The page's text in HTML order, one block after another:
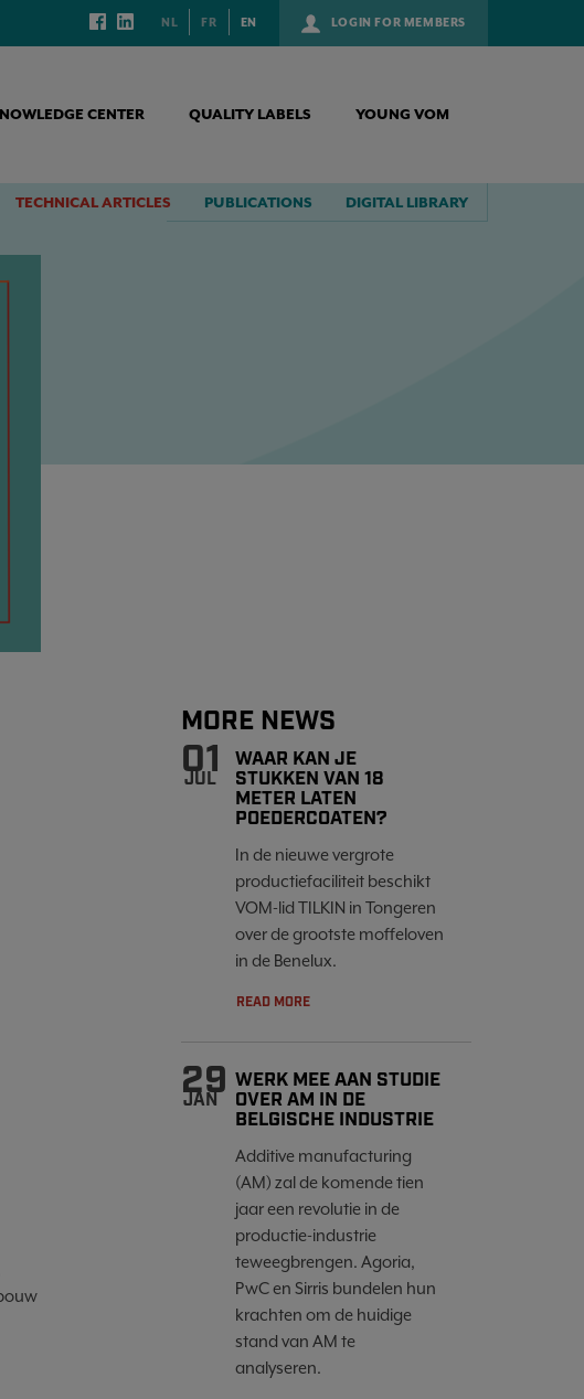
LOGIN FOR MEMBERS
NL FR EN
CENTER QUALITY LABELS YOUNG VOM
TECHNICAL ARTICLES PUBLICATIONS DIGITAL LIBRARY
MORE NEWS
01
JUL
WAAR KAN JE
STUKKEN VAN 18
METER LATEN
POEDERCOATEN?
In de nieuwe vergrote
productiefaciliteit beschikt
VOM-lid TILKIN in Tongeren
over de grootste moffeloven
in de Benelux.
READ MORE
29
JAN
WERK MEE AAN STUDIE
OVER AM IN DE
BELGISCHE INDUSTRIE
Additive manufacturing
(AM) zal de komende tien
jaar een revolutie in de
productie-industrie
teweegbrengen. Agoria,
PwC en Sirris bundelen hun
krachten om de huidige
stand van AM te
analyseren.